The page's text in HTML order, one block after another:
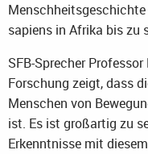
sapiens in Afrika bis zu
SFB-Sprecher
Forschung zeigt, dass
Menschen von
ist. Es ist großartig zu
Erkenntnisse mit